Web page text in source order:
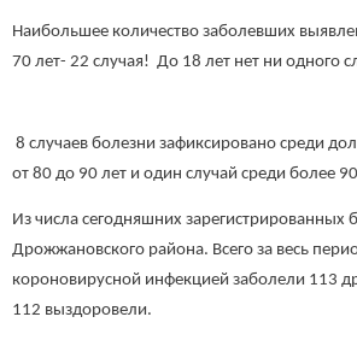
Наибольшее количество заболевших
70 лет- 22 случая! До 18 лет нет ни одного
8 случаев болезни зафиксировано среди
от 80 до 90 лет и один случай среди более
Из числа сегодняшних зарегистрированных
Дрожжановского района. Всего за весь
короновирусной инфекцией заболели 113
112 выздоровели.